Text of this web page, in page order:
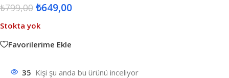
₺799,00 ₺649,00
Stokta yok
Favorilerime Ekle
35 Kişi şu anda bu ürünü inceliyor